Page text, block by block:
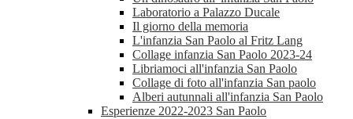
Laboratorio a Palazzo Ducale
Il giorno della memoria
L'infanzia San Paolo al Fritz Lang
Collage infanzia San Paolo 2023-24
Libriamoci all'infanzia San Paolo
Collage di foto all'infanzia San paolo
Alberi autunnali all'infanzia San Paolo
Esperienze 2022-2023 San Paolo